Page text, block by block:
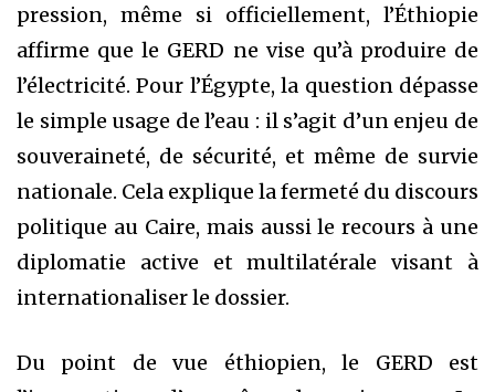
pression, même si officiellement, l’Éthiopie
affirme que le GERD ne vise qu’à produire de
l’électricité. Pour l’Égypte, la question dépasse
le simple usage de l’eau : il s’agit d’un enjeu de
souveraineté, de sécurité, et même de survie
nationale. Cela explique la fermeté du discours
politique au Caire, mais aussi le recours à une
diplomatie active et multilatérale visant à
internationaliser le dossier.
Du point de vue éthiopien, le GERD est